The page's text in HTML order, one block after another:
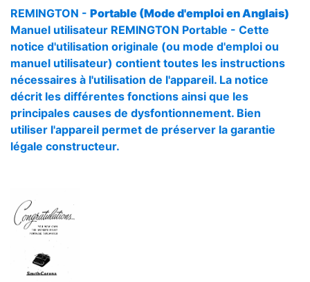
REMINGTON - Portable (Mode d'emploi en Anglais)
Manuel utilisateur REMINGTON Portable - Cette
notice d'utilisation originale (ou mode d'emploi ou
manuel utilisateur) contient toutes les instructions
nécessaires à l'utilisation de l'appareil. La notice
décrit les différentes fonctions ainsi que les
principales causes de dysfontionnement. Bien
utiliser l'appareil permet de préserver la garantie
légale constructeur.